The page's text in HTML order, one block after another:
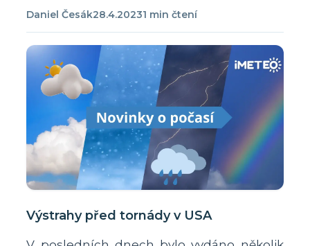
Daniel Česák28.4.20231 min čtení
Výstrahy před tornády v USA